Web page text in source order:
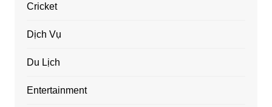
Cricket
Dịch Vụ
Du Lịch
Entertainment